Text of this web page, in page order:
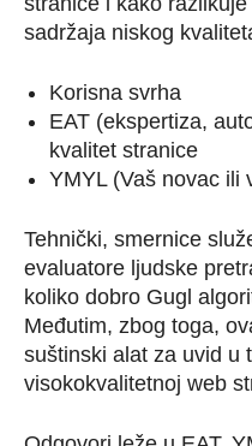
sadržaja niskog
Korisna svrha
EAT (ekspertiza,
kvalitet stranice
YMYL (Vaš novac ili
Tehnički, smernice
evaluatore ljudske
koliko dobro Gugl
Međutim, zbog toga,
suštinski alat za uvid u
visokokvalitetnoj web